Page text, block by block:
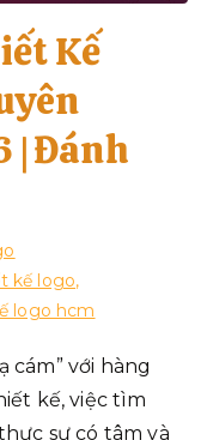
Kế
| Đánh
kế logo,
logo hcm
cám” với hàng
kế, việc tìm
sự có tâm và